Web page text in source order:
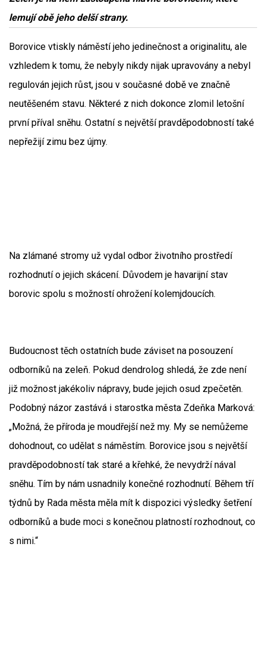
lemují obě jeho delší strany.
Borovice vtiskly náměstí jeho jedinečnost a originalitu, ale
vzhledem k tomu, že nebyly nikdy nijak upravovány a nebyl
regulován jejich růst, jsou v současné době ve značně
neutěšeném stavu. Některé z nich dokonce zlomil letošní
první příval sněhu. Ostatní s největší pravděpodobností také
nepřežijí zimu bez újmy.
Na zlámané stromy už vydal odbor životního prostředí
rozhodnutí o jejich skácení. Důvodem je havarijní stav
borovic spolu s možností ohrožení kolemjdoucích.
Budoucnost těch ostatních bude záviset na posouzení
odborníků na zeleň. Pokud dendrolog shledá, že zde není
již možnost jakékoliv nápravy, bude jejich osud zpečetěn.
Podobný názor zastává i starostka města Zdeňka Marková:
„Možná, že příroda je moudřejší než my. My se nemůžeme
dohodnout, co udělat s náměstím. Borovice jsou s největší
pravděpodobností tak staré a křehké, že nevydrží nával
sněhu. Tím by nám usnadnily konečné rozhodnutí. Během tří
týdnů by Rada města měla mít k dispozici výsledky šetření
odborníků a bude moci s konečnou platností rozhodnout, co
s nimi.“